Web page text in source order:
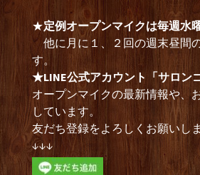
★定例オープンマイクは毎週水
他に月に１、２回の週末昼間
す。
★LINE公式アカウント「サロン
オープンマイクの最新情報や、
しています。
友だち登録をよろしくお願いし
↓↓↓